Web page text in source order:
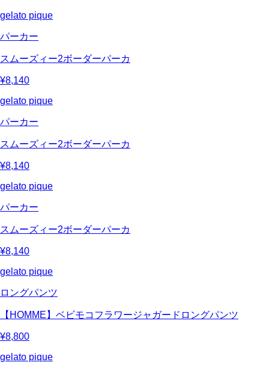
gelato pique
パーカー
スムーズィー2ボーダーパーカ
¥8,140
gelato pique
パーカー
スムーズィー2ボーダーパーカ
¥8,140
gelato pique
パーカー
スムーズィー2ボーダーパーカ
¥8,140
gelato pique
ロングパンツ
【HOMME】ベビモコフラワージャガードロングパンツ
¥8,800
gelato pique